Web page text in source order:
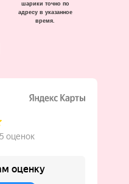
шарики точно по
адресу в указанное
время.